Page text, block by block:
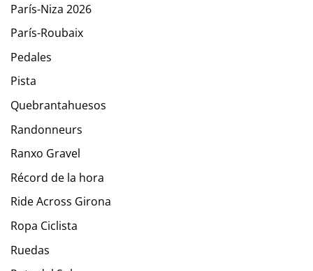
París-Niza 2026
París-Roubaix
Pedales
Pista
Quebrantahuesos
Randonneurs
Ranxo Gravel
Récord de la hora
Ride Across Girona
Ropa Ciclista
Ruedas